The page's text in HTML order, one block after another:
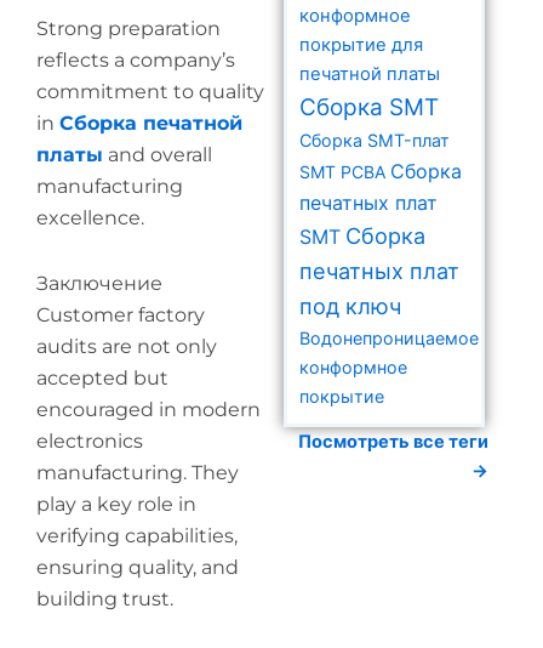
Strong preparation
reflects a company’s
commitment to quality
in Сборка печатной
платы and overall
manufacturing
excellence.
Заключение
Customer factory
audits are not only
accepted but
encouraged in modern
electronics
manufacturing. They
play a key role in
verifying capabilities,
ensuring quality, and
building trust.
конформное
покрытие для
печатной платы
Сборка SMT
Сборка SMT-плат
SMT PCBA Сборка
печатных плат
SMT Сборка
печатных плат
под ключ
Водонепроницаемое
конформное
покрытие
Посмотреть все теги
→